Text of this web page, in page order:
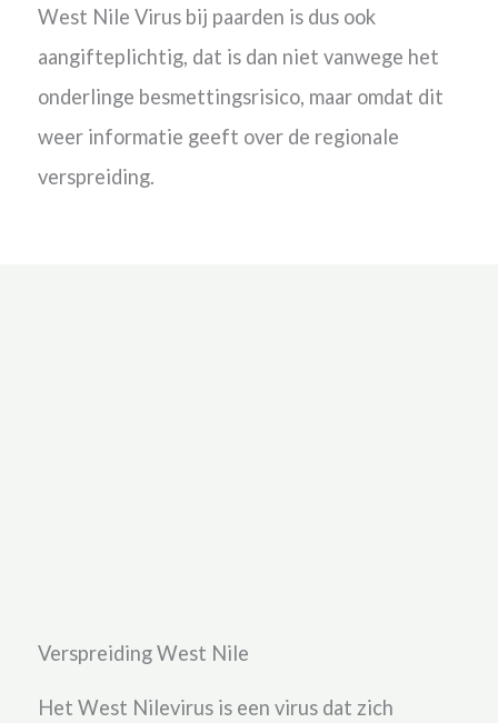
West Nile Virus bij paarden is dus ook
aangifteplichtig, dat is dan niet vanwege het
onderlinge besmettingsrisico, maar omdat dit
weer informatie geeft over de regionale
verspreiding.
Verspreiding West Nile
Het West Nilevirus is een virus dat zich